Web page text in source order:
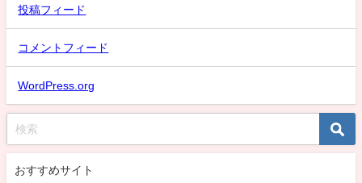
投稿フィード
コメントフィード
WordPress.org
おすすめサイト